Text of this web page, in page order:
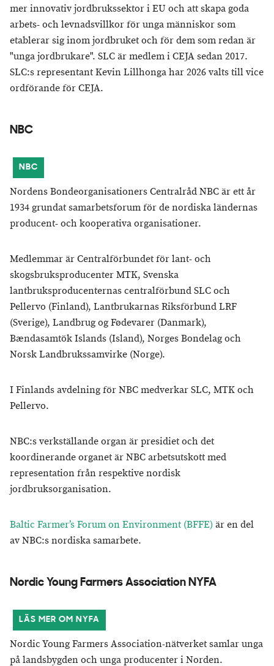
mer innovativ jordbrukssektor i EU och att skapa goda
arbets- och levnadsvillkor för unga människor som
etablerar sig inom jordbruket och för dem som redan är
"unga jordbrukare". SLC är medlem i CEJA sedan 2017.
SLC:s representant Kevin Lillhonga har 2026 valts till vice
ordförande för CEJA.
NBC
NBC
Nordens Bondeorganisationers Centralråd NBC är ett år
1934 grundat samarbetsforum för de nordiska ländernas
producent- och kooperativa organisationer.
Medlemmar är Centralförbundet för lant- och
skogsbruksproducenter MTK, Svenska
lantbruksproducenternas centralförbund SLC och
Pellervo (Finland), Lantbrukarnas Riksförbund LRF
(Sverige), Landbrug og Fødevarer (Danmark),
Bændasamtök Islands (Island), Norges Bondelag och
Norsk Landbrukssamvirke (Norge).
I Finlands avdelning för NBC medverkar SLC, MTK och
Pellervo.
NBC:s verkställande organ är presidiet och det
koordinerande organet är NBC arbetsutskott med
representation från respektive nordisk
jordbruksorganisation.
Baltic Farmer’s Forum on Environment (BFFE)är en del
av NBC:s nordiska samarbete.
Nordic Young Farmers Association NYFA
LÄS MER OM NYFA
Nordic Young Farmers Association-nätverket samlar unga
på landsbygden och unga producenter i Norden.